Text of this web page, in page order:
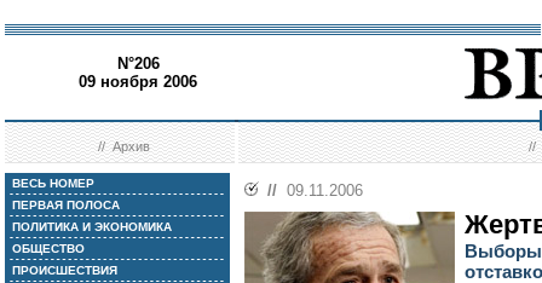
N°206
09 ноября 2006
//Архив //
ВЕСЬ НОМЕР
ПЕРВАЯ ПОЛОСА
ПОЛИТИКА И ЭКОНОМИКА
ОБЩЕСТВО
ПРОИСШЕСТВИЯ
// 09.11.2006
Выборы